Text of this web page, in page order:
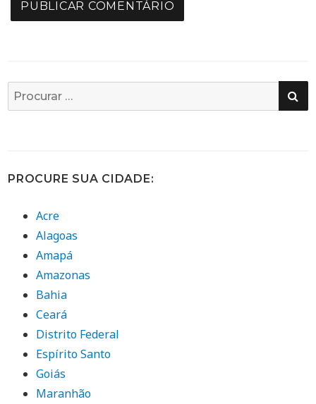
Busca
por:
PROCURE SUA CIDADE:
Acre
Alagoas
Amapá
Amazonas
Bahia
Ceará
Distrito Federal
Espírito Santo
Goiás
Maranhão